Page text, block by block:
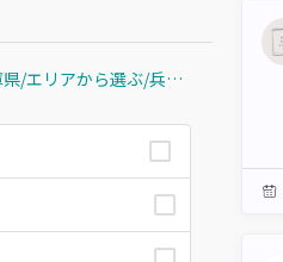
関西/兵庫県/エリアから選ぶ/兵庫県その他